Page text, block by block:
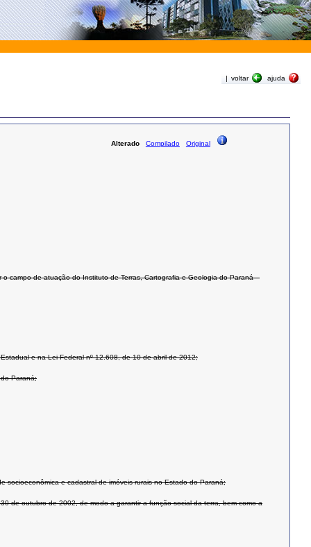
| voltar ajuda
Alterado Compilado Original
campo de atuação do Instituto de Terras, Cartografia e Geologia do Paraná –
e na Lei Federal nº 12.608, de 10 de abril de 2012;
Paraná;
e cadastral de imóveis rurais no Estado do Paraná;
de outubro de 2002, de modo a garantir a função social da terra, bem como a